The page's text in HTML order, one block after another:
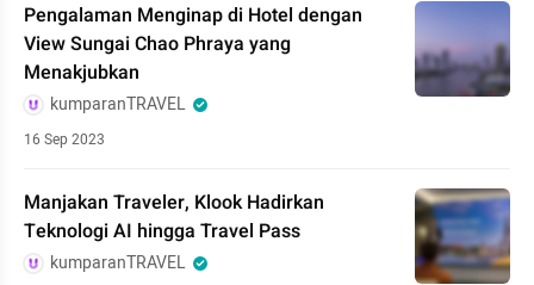
Pengalaman Menginap di Hotel dengan
View Sungai Chao Phraya yang
Menakjubkan
kumparanTRAVEL
16 Sep 2023
Manjakan Traveler, Klook Hadirkan
Teknologi AI hingga Travel Pass
kumparanTRAVEL